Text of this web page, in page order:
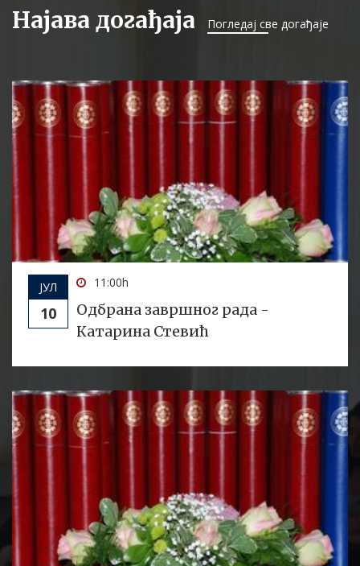
10
Јул
Извјештај о оцјени урађене докторске
дисертације - Невена Ступар
10
Nada Vasiljevic - izvjestaj o podobnosti teme
doktorske disertacije i kandidata
Извјештај о подобности теме и кандидата
Раде Стокановић
Odluka o zakazivanju odbrane dr disertacije -
Goran Aljetic
Најава догађаја Погледај све догађаје
ЈУЛ
10
11:00h
Oдбранa завршног рада -
Катарина Стевић